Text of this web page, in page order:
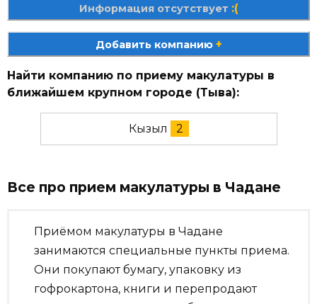
Информация отсутствует :(
Добавить компанию +
Найти компанию по приему макулатуры в
ближайшем крупном городе (Тыва):
Кызыл 2
Все про прием макулатуры в Чадане
Приёмом макулатуры в Чадане
занимаются специальные пункты приема.
Они покупают бумагу, упаковку из
гофрокартона, книги и перепродают